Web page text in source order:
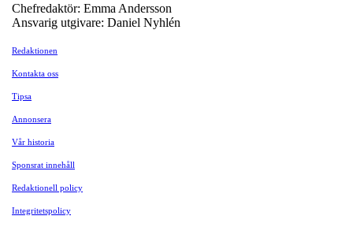
Chefredaktör: Emma Andersson
Ansvarig utgivare: Daniel Nyhlén
Redaktionen
Kontakta oss
Tipsa
Annonsera
Vår historia
Sponsrat innehåll
Redaktionell policy
Integritetspolicy